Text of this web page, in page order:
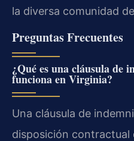
la diversa comunidad
Preguntas Frecuentes
¿Qué es una cláusula de
funciona en Virginia?
Una cláusula de
disposición contractual